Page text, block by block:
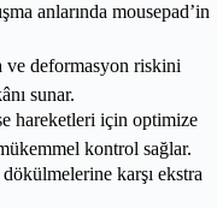
anlarında mousepad’in
ve deformasyon riskini
sunar.
hareketleri için optimize
kontrol sağlar.
karşı ekstra